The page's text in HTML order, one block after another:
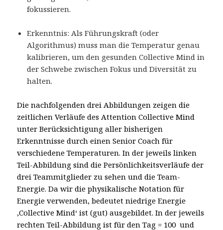
fokussieren.
Erkenntnis: Als Führungskraft (oder
Algorithmus) muss man die Temperatur genau
kalibrieren, um den gesunden Collective Mind in
der Schwebe zwischen Fokus und Diversität zu
halten.
Die nachfolgenden drei Abbildungen zeigen die
zeitlichen Verläufe des Attention Collective Mind
unter Berücksichtigung aller bisherigen
Erkenntnisse durch einen Senior Coach für
verschiedene Temperaturen. In der jeweils linken
Teil-Abbildung sind die Persönlichkeitsverläufe der
drei Teammitglieder zu sehen und die Team-
Energie. Da wir die physikalische Notation für
Energie verwenden, bedeutet niedrige Energie
‚Collective Mind‘ ist (gut) ausgebildet. In der jeweils
rechten Teil-Abbildung ist für den Tag = 100 und